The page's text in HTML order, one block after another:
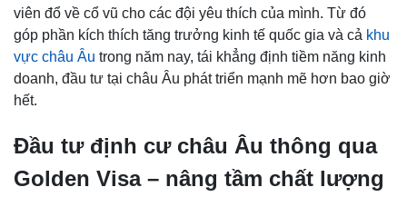
viên đổ về cổ vũ cho các đội yêu thích của mình. Từ đó
góp phần kích thích tăng trưởng kinh tế quốc gia và cả khu
vực châu Âu trong năm nay, tái khẳng định tiềm năng kinh
doanh, đầu tư tại châu Âu phát triển mạnh mẽ hơn bao giờ
hết.
Đầu tư định cư châu Âu thông qua
Golden Visa – nâng tầm chất lượng